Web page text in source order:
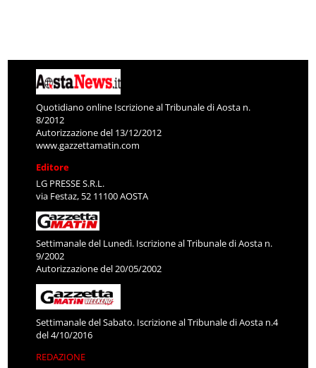
Quotidiano online Iscrizione al Tribunale di Aosta n.
8/2012
Autorizzazione del 13/12/2012
www.gazzettamatin.com
Editore
LG PRESSE S.R.L.
via Festaz, 52 11100 AOSTA
Settimanale del Lunedì. Iscrizione al Tribunale di Aosta n.
9/2002
Autorizzazione del 20/05/2002
Settimanale del Sabato. Iscrizione al Tribunale di Aosta n.4
del 4/10/2016
REDAZIONE